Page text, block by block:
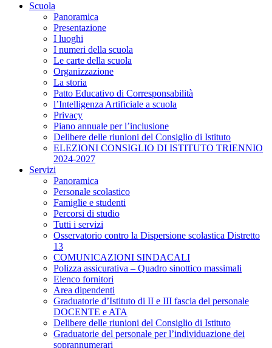
Scuola
Panoramica
Presentazione
I luoghi
I numeri della scuola
Le carte della scuola
Organizzazione
La storia
Patto Educativo di Corresponsabilità
l’Intelligenza Artificiale a scuola
Privacy
Piano annuale per l’inclusione
Delibere delle riunioni del Consiglio di Istituto
ELEZIONI CONSIGLIO DI ISTITUTO TRIENNIO
2024-2027
Servizi
Panoramica
Personale scolastico
Famiglie e studenti
Percorsi di studio
Tutti i servizi
Osservatorio contro la Dispersione scolastica Distretto
13
COMUNICAZIONI SINDACALI
Polizza assicurativa – Quadro sinottico massimali
Elenco fornitori
Area dipendenti
Graduatorie d’Istituto di II e III fascia del personale
DOCENTE e ATA
Delibere delle riunioni del Consiglio di Istituto
Graduatorie del personale per l’individuazione dei
soprannumerari